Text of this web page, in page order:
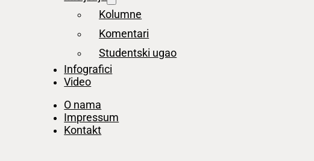
Kolumne
Komentari
Studentski ugao
Infografici
Video
O nama
Impressum
Kontakt